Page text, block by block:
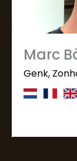
Marc
Genk,